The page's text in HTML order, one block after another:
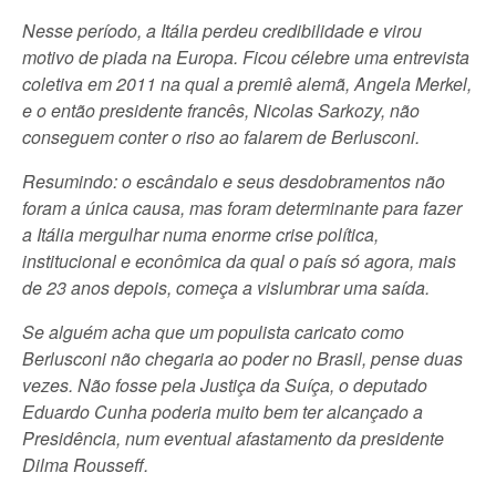
Nesse período, a Itália perdeu credibilidade e virou
motivo de piada na Europa. Ficou célebre uma entrevista
coletiva em 2011 na qual a premiê alemã, Angela Merkel,
e o então presidente francês, Nicolas Sarkozy, não
conseguem conter o riso ao falarem de Berlusconi.
Resumindo: o escândalo e seus desdobramentos não
foram a única causa, mas foram determinante para fazer
a Itália mergulhar numa enorme crise política,
institucional e econômica da qual o país só agora, mais
de 23 anos depois, começa a vislumbrar uma saída.
Se alguém acha que um populista caricato como
Berlusconi não chegaria ao poder no Brasil, pense duas
vezes. Não fosse pela Justiça da Suíça, o deputado
Eduardo Cunha poderia muito bem ter alcançado a
Presidência, num eventual afastamento da presidente
Dilma Rousseff.